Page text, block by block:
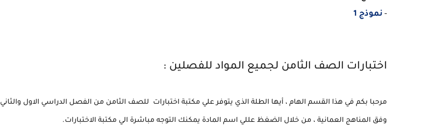
- نموذج 1
اختبارات الصف الثامن لجميع المواد للفصلين :
مرحبا بكم في هذا القسم الهام ، أيها الطلة الذي يتوفر علي مكتبة اختبارات للصف الثامن من الفصل الدراسي الاول والثاني
وفق المناهج العمانية ، من خلال الضغظ عللي اسم المادة يمكنك التوجه مباشرة الي مكتبة الاختبارات.